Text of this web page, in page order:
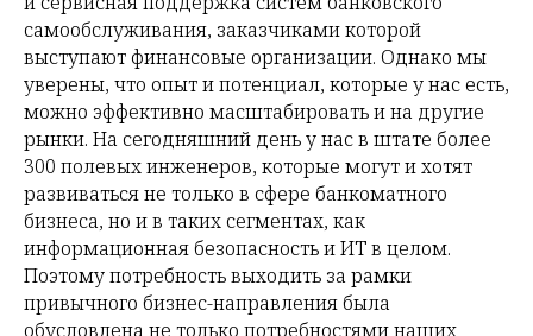
самообслуживания, заказчиками которой
выступают финансовые организации. Однако мы
уверены, что опыт и потенциал, которые у нас есть,
можно эффективно масштабировать и на другие
рынки. На сегодняшний день у нас в штате более
300 полевых инженеров, которые могут и хотят
развиваться не только в сфере банкоматного
бизнеса, но и в таких сегментах, как
информационная безопасность и ИТ в целом.
Поэтому потребность выходить за рамки
привычного бизнес-направления была
обусловлена не только потребностями наших